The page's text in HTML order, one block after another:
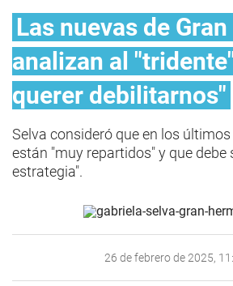
Las nuevas de
analizan al
querer debilitarnos"
Selva consideró que en los
están "muy repartidos" y que debe
estrategia".
26 de febrero de 2025,